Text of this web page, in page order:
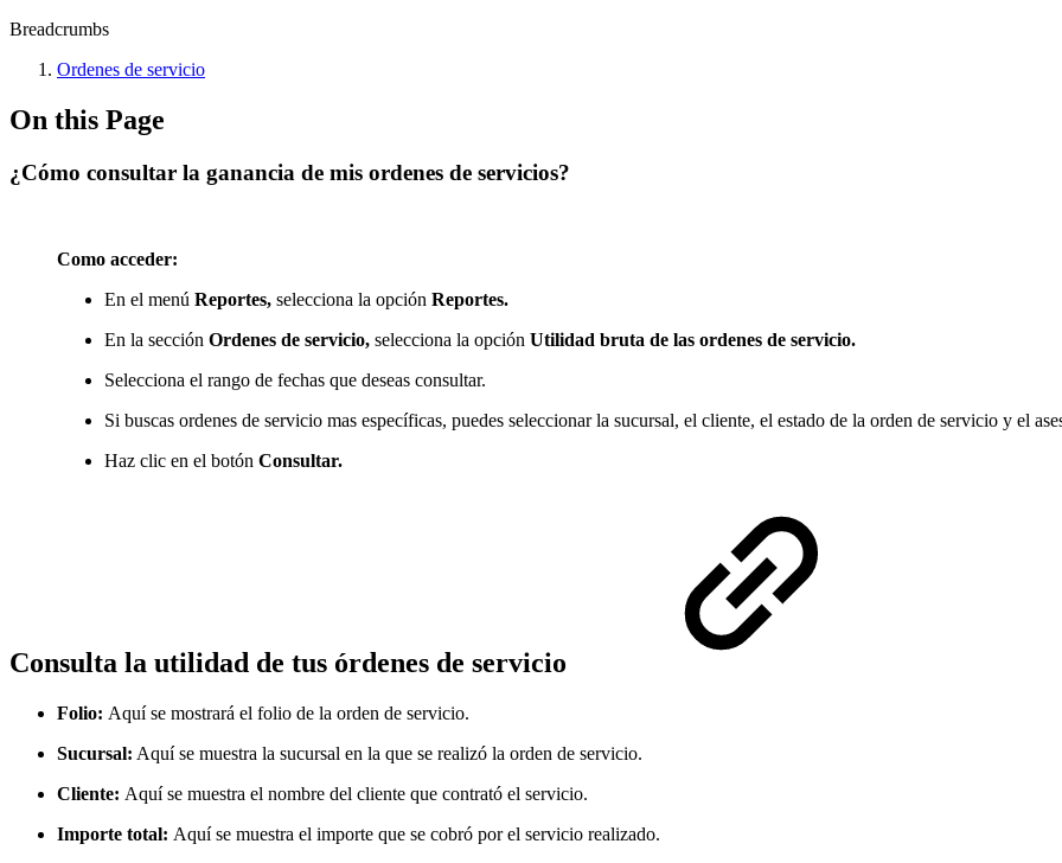
Breadcrumbs
Ordenes de servicio
On this Page
¿Cómo consultar la ganancia de mis ordenes de servicios?
Como acceder:
En el menú Reportes, selecciona la opción Reportes.
En la sección Ordenes de servicio, selecciona la opción Utilidad bruta de las ordenes de servicio.
Selecciona el rango de fechas que deseas consultar.
Si buscas ordenes de servicio mas específicas, puedes seleccionar la sucursal, el cliente, el estado de la orden de servicio y el
Haz clic en el botón Consultar.
Consulta la utilidad de tus órdenes de servicio
Folio: Aquí se mostrará el folio de la orden de servicio.
Sucursal: Aquí se muestra la sucursal en la que se realizó la orden de servicio.
Cliente: Aquí se muestra el nombre del cliente que contrató el servicio.
Importe total: Aquí se muestra el importe que se cobró por el servicio realizado.